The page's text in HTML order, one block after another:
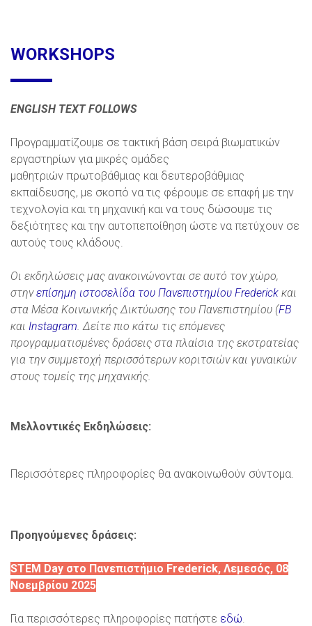
WORKSHOPS
ENGLISH TEXTFOLLOWS
Προγραμματίζουμε σε τακτική βάση σειρά βιωματικών
εργαστηρίων για μικρές ομάδες
μαθητριών πρωτοβάθμιας και δευτεροβάθμιας
εκπαίδευσης, με σκοπό να τις φέρουμε σε επαφή με την
τεχνολογία και τη μηχανική και να τους δώσουμε τις
δεξιότητες και την αυτοπεποίθηση ώστε να πετύχουν σε
αυτούς τους κλάδους.
Οι εκδηλώσεις μας ανακοινώνονται σε αυτό τον χώρο,
στηνεπίσημη ιστοσελίδα του Πανεπιστημίου Frederick και
στα Μέσα Κοινωνικής Δικτύωσης του Πανεπιστημίου (FB
και Instagram.Δείτε πιο κάτω τις επόμενες
προγραμματισμένες δράσεις στα πλαίσια της εκστρατείας
για την συμμετοχή περισσότερων κοριτσιών και γυναικών
στους τομείς της μηχανικής.
Μελλοντικές Εκδηλώσεις:
Περισσότερες πληροφορίες θα ανακοινωθούν σύντομα.
Προηγούμενες δράσεις:
STEM Day στο Πανεπιστήμιο Frederick, Λεμεσός, 08
Νοεμβρίου 2025
Για περισσότερες πληροφορίες πατήστε εδώ.